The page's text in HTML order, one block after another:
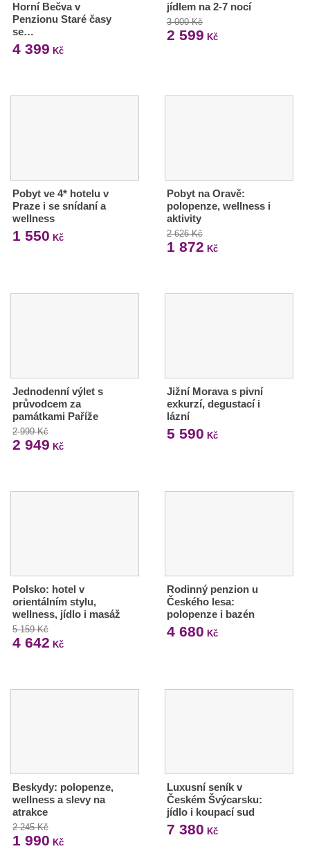
Horní Bečva v
Penzionu Staré časy
se…
4 399 Kč
jídlem na 2-7 nocí
3 000 Kč
2 599 Kč
Pobyt ve 4* hotelu v
Praze i se snídaní a
wellness
1 550 Kč
Pobyt na Oravě:
polopenze, wellness i
aktivity
2 626 Kč
1 872 Kč
Jednodenní výlet s
průvodcem za
památkami Paříže
2 999 Kč
2 949 Kč
Jižní Morava s pivní
exkurzí, degustací i
lázní
5 590 Kč
Polsko: hotel v
orientálním stylu,
wellness, jídlo i masáž
5 159 Kč
4 642 Kč
Rodinný penzion u
Českého lesa:
polopenze i bazén
4 680 Kč
Beskydy: polopenze,
wellness a slevy na
atrakce
2 245 Kč
1 990 Kč
Luxusní seník v
Českém Švýcarsku:
jídlo i koupací sud
7 380 Kč